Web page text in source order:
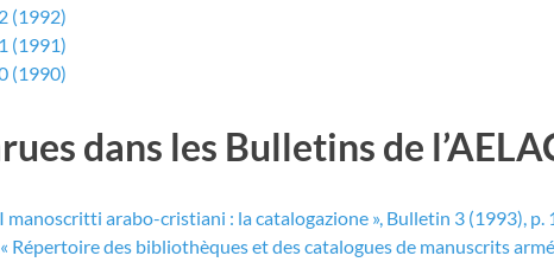
(1992)
(1991)
(1990)
dans les Bulletins de
manoscritti arabo-cristiani : la catalogazione », Bulletin 3 (1993), p.
Répertoire des bibliothèques et des catalogues de manuscrits